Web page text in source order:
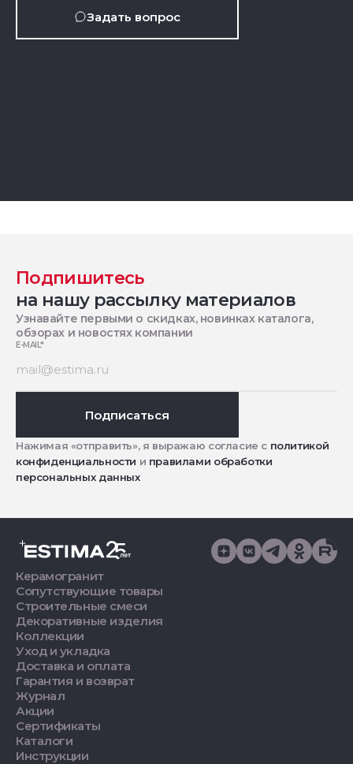
Задать вопрос
Подпишитесь
на нашу рассылку материалов
Узнавайте первыми о скидках, новинках каталога,
обзорах и новостях компании
E-MAIL*
Подписаться
Нажимая «отправить», я выражаю согласие с политикой
конфиденциальности и правилами обработки
персональных данных
Керамогранит
Сопутствующие товары
Строительные смеси
Декоративные изделия
Коллекции
Уход и укладка
Доставка и оплата
Гарантия и возврат
Журнал
Акции
Сертификаты
Каталоги
Инструкции